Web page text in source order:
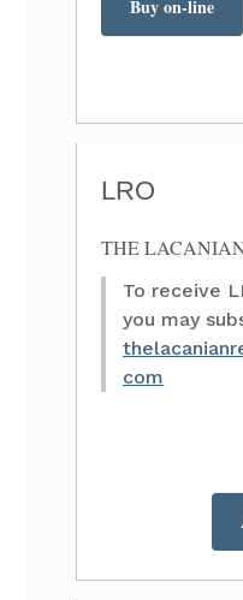
Buy on-line
LRO
THE
To receive
you may
com